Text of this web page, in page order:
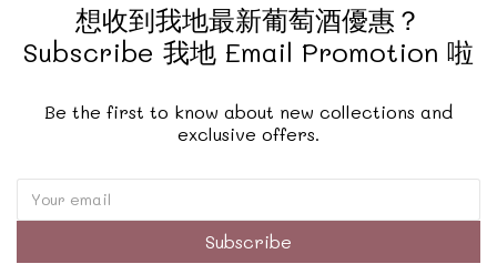
想收到我地最新葡萄酒優惠？
Subscribe 我地 Email Promotion 啦
Be the first to know about new collections and
exclusive offers.
Subscribe